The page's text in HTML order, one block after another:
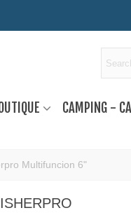
CAMPING -
Multifuncion 6"